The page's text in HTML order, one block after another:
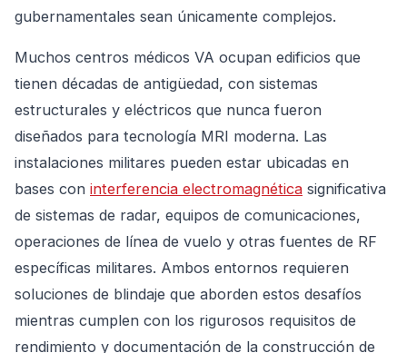
gubernamentales sean únicamente complejos.
Muchos centros médicos VA ocupan edificios que
tienen décadas de antigüedad, con sistemas
estructurales y eléctricos que nunca fueron
diseñados para tecnología MRI moderna. Las
instalaciones militares pueden estar ubicadas en
bases con interferencia electromagnética significativa
de sistemas de radar, equipos de comunicaciones,
operaciones de línea de vuelo y otras fuentes de RF
específicas militares. Ambos entornos requieren
soluciones de blindaje que aborden estos desafíos
mientras cumplen con los rigurosos requisitos de
rendimiento y documentación de la construcción de